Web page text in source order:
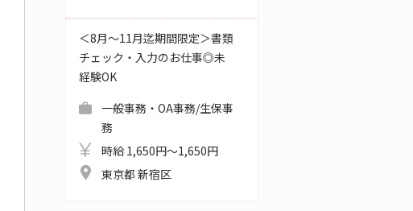
＜8月～11月迄期間限定＞書類
チェック・入力のお仕事◎未
経験OK
一般事務・OA事務/生保事
務
時給 1,650円～1,650円
東京都 新宿区